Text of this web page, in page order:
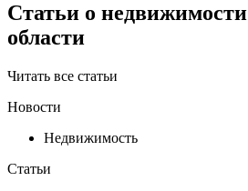
Статьи о
области
Читать все статьи
Новости
Недвижимость
Статьи